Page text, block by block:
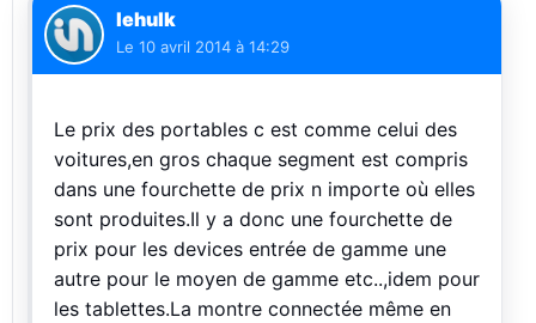
lehulk
Le 10 avril 2014 à 14:29
Le prix des portables c est comme celui des
voitures,en gros chaque segment est compris
dans une fourchette de prix n importe où elles
sont produites.Il y a donc une fourchette de
prix pour les devices entrée de gamme une
autre pour le moyen de gamme etc..,idem pour
les tablettes.La montre connectée même en